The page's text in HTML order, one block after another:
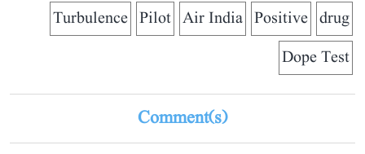
drug
Positive
Air India
Pilot
Turbulence
Dope Test
Comment(s)